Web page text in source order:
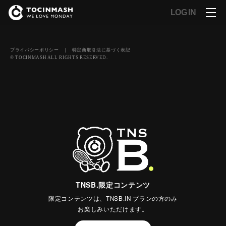
LOG IN
TNSB.限定コンテンツ
限定コンテンツは、TNSB.IN プランの方のみ
お楽しみいただけます。
プライバシーポリシー ｜ 特定商取引法に基づく表記
© TOCINMASH ALL RIGHTS RESERVED.